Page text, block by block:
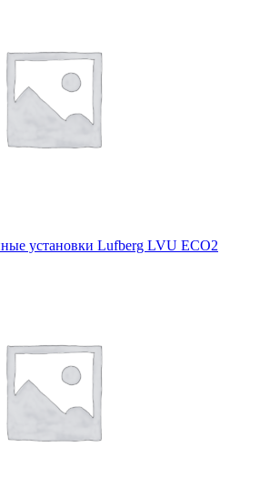
установки Lufberg LVU ECO2